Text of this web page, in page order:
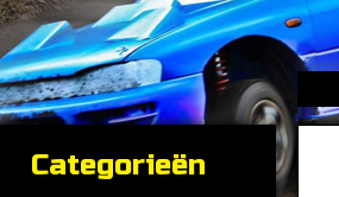
Categorieën